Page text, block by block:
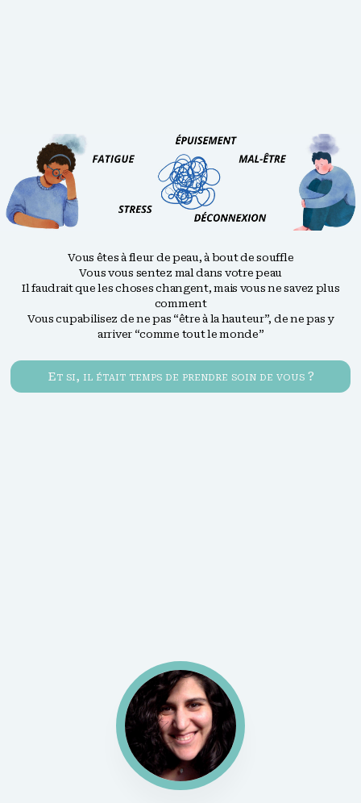
Vous êtes à fleur de peau, à bout de souffle
Vous vous sentez mal dans votre peau
Il faudrait que les choses changent, mais vous ne savez plus
comment
Vous cupabilisez de ne pas “être à la hauteur”, de ne pas y
arriver “comme tout le monde”
Et si, il était temps de prendre soin de vous ?